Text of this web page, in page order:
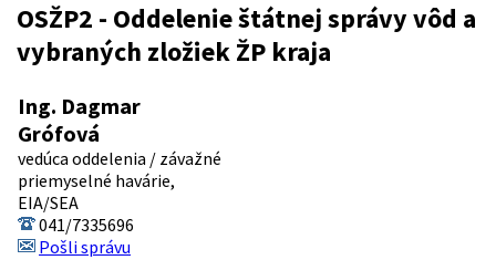
OSŽP2 - Oddelenie štátnej správy vôd a
vybraných zložiek ŽP kraja
Ing. Dagmar
Grófová
vedúca oddelenia / závažné
priemyselné havárie,
EIA/SEA
041/7335696
Pošli správu